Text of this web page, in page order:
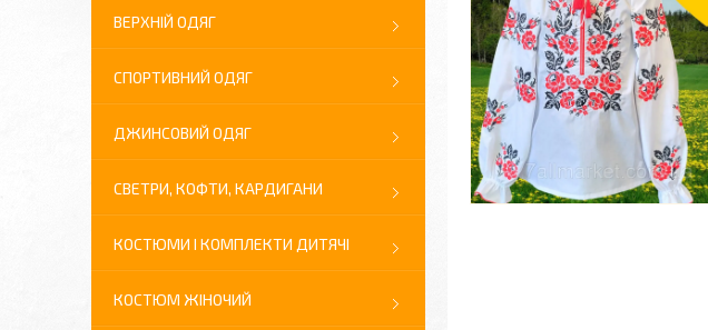
ВЕРХНІЙ ОДЯГ
СПОРТИВНИЙ ОДЯГ
ДЖИНСОВИЙ ОДЯГ
СВЕТРИ, КОФТИ, КАРДИГАНИ
КОСТЮМИ І КОМПЛЕКТИ ДИТЯЧІ
КОСТЮМ ЖІНОЧИЙ